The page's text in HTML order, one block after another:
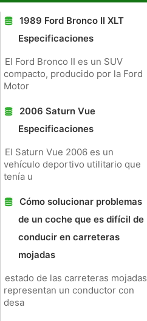
1989 Ford Bronco II XLT
Especificaciones
El Ford Bronco II es un SUV
compacto, producido por la Ford
Motor
2006 Saturn Vue
Especificaciones
El Saturn Vue 2006 es un
vehículo deportivo utilitario que
tenía u
Cómo solucionar problemas
de un coche que es difícil de
conducir en carreteras
mojadas
estado de las carreteras mojadas
representan un conductor con
desa